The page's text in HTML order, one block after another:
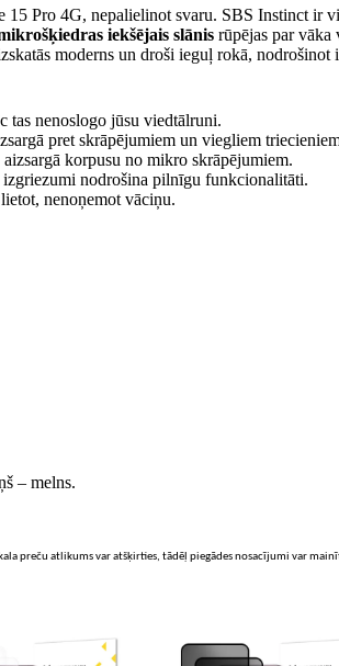
Pro 4G, nepalielinot svaru. SBS Instinct ir
iekšējais slānis rūpējas par vāka
moderns un droši ieguļ rokā, nodrošinot
tas nenoslogo jūsu viedtālruni.
pret skrāpējumiem un viegliem
aizsargā korpusu no mikro skrāpējumiem.
nodrošina pilnīgu funkcionalitāti.
nenoņemot vāciņu.
– melns.
preču atlikums var atšķirties, tādēļ piegādes nosacījumi var